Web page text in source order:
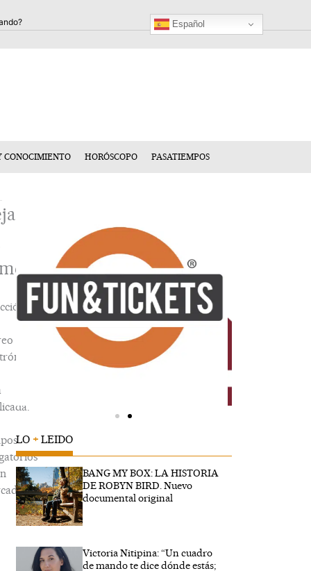
Español
CONOCIMIENTO HORÓSCOPO PASATIEMPOS
LO +LEIDO
BANG MY BOX: LA HISTORIA
DE ROBYN BIRD. Nuevo
documental original
Victoria Nitipina: “Un cuadro
de mando te dice dónde estás;